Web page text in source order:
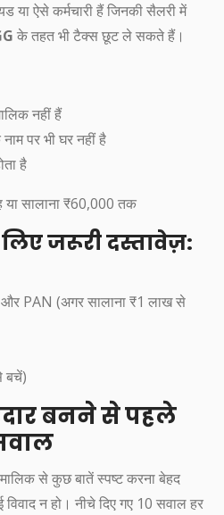
या ऐसे कर्मचारी हैं जिनकी सैलरी में
के तहत भी टैक्स छूट ले सकते हैं।
नहीं हैं
पर भी घर नहीं है
है
या सालाना ₹60,000 तक
जरूरी दस्तावेज़:
और PAN (अगर सालाना ₹1 लाख से
बचें)
बनने से पहले
से कुछ बातें स्पष्ट करना बेहद
विवाद न हो। नीचे दिए गए 10 सवाल हर